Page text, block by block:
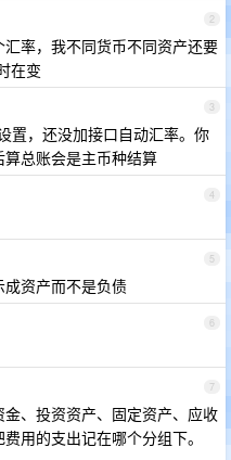
2
率，我不同货币不同资产还要
在变
3
置，还没加接口自动汇率。你
总账会是主币种结算
4
5
资产而不是负债
6
7
、投资资产、固定资产、应收
用的支出记在哪个分组下。